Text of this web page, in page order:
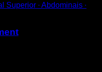
Superior ∙ Abdominais ∙